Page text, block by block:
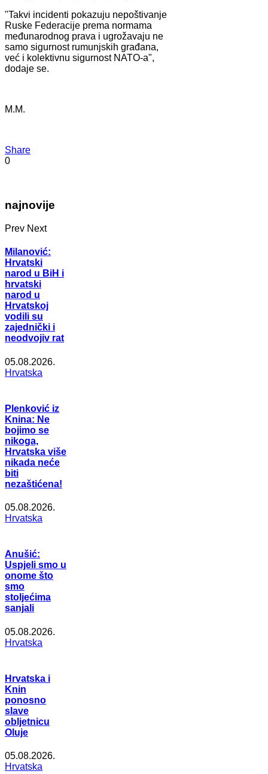
"Takvi incidenti pokazuju nepoštivanje
Ruske Federacije prema normama
međunarodnog prava i ugrožavaju ne
samo sigurnost rumunjskih građana,
već i kolektivnu sigurnost NATO-a",
dodaje se.
M.M.
Share
0
najnovije
Prev Next
Milanović:
Hrvatski
narod u BiH i
hrvatski
narod u
Hrvatskoj
vodili su
zajednički i
neodvojiv rat
05.08.2026.
Hrvatska
Plenković iz
Knina: Ne
bojimo se
nikoga,
Hrvatska više
nikada neće
biti
nezaštićena!
05.08.2026.
Hrvatska
Anušić:
Uspjeli smo u
onome što
smo
stoljećima
sanjali
05.08.2026.
Hrvatska
Hrvatska i
Knin
ponosno
slave
obljetnicu
Oluje
05.08.2026.
Hrvatska